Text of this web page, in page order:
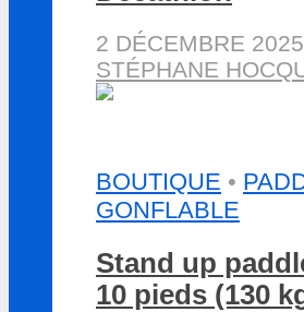
2 DÉCEMBRE 2025
STÉPHANE
BOUTIQUE •
GONFLABLE
Stand up
10 pieds (130